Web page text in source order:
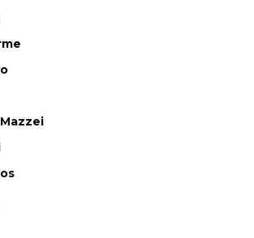
Mazzei